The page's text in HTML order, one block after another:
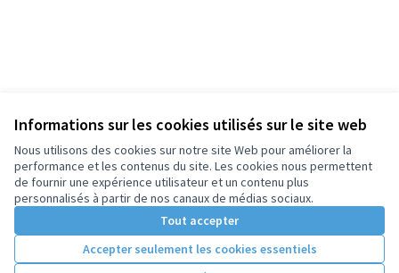
Informations sur les cookies utilisés sur le site web
Nous utilisons des cookies sur notre site Web pour améliorer la
performance et les contenus du site. Les cookies nous permettent
de fournir une expérience utilisateur et un contenu plus
personnalisés à partir de nos canaux de médias sociaux.
Tout accepter
Accepter seulement les cookies essentiels